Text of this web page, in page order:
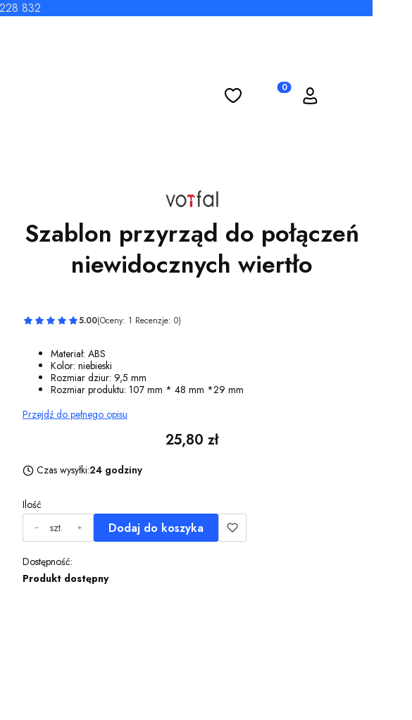
832
Ulubione Produkty w koszyku: 0.
Koszyk Zaloguj się
Szablon przyrząd do połączeń
niewidocznych wiertło
5.00(Oceny: 1 Recenzje: 0)
Materiał: ABS
Kolor: niebieski
Rozmiar dziur: 9,5 mm
Rozmiar produktu: 107 mm * 48 mm *29 mm
Przejdź do pełnego opisu
Cena
25,80 zł
Czas wysyłki:24 godziny
Ilość
szt.
Dodaj do koszyka
Dostępność:
Produkt dostępny